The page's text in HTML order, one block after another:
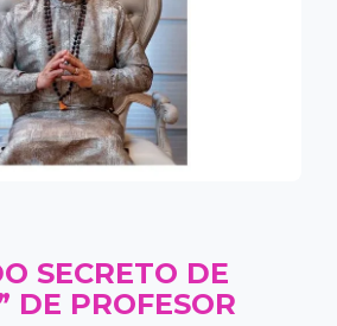
SECRETO DE
DE PROFESOR